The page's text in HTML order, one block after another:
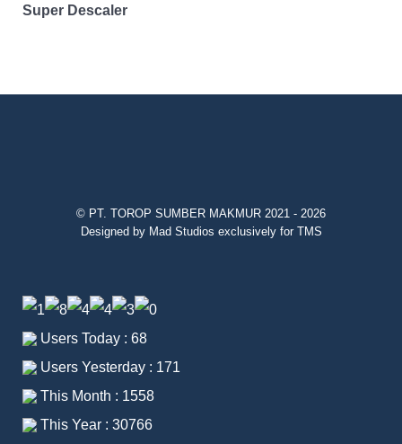
Super Descaler
© PT. TOROP SUMBER MAKMUR 2021 - 2026
Designed by Mad Studios exclusively for TMS
Users Today : 68
Users Yesterday : 171
This Month : 1558
This Year : 30766